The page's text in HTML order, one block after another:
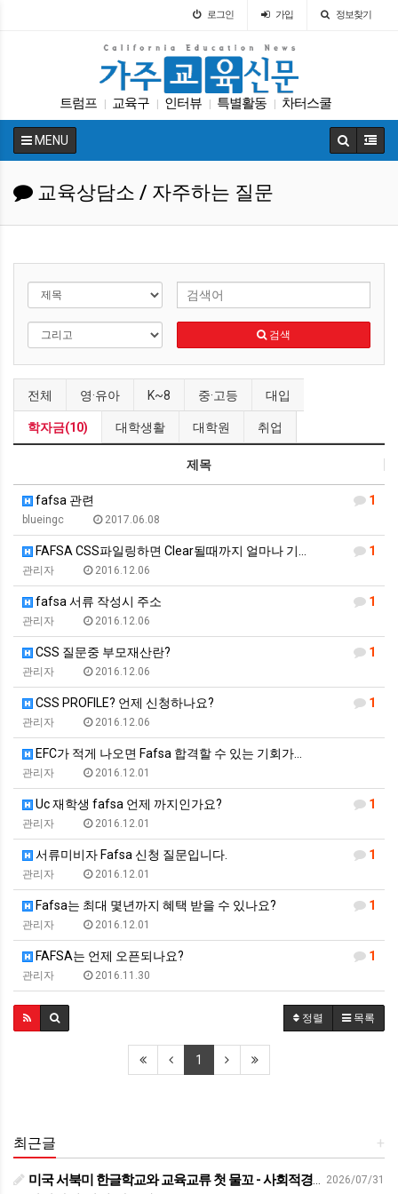
로그인 가입 정보찾기
트럼프 교육구 인터뷰 특별활동 차터스쿨
| 학교급식 대입 학자금 Fafsa 봉사활동
MENU
교육상담소 / 자주하는 질문
검색
전체 영·유아 K~8 중·고등 대입
학자금(10) 대학생활 대학원 취업
제목
1
fafsa 관련
blueingc 2017.06.08
1
FAFSA CSS파일링하면 Clear될때까지 얼마나 기…
관리자 2016.12.06
1
fafsa 서류 작성시 주소
관리자 2016.12.06
1
CSS 질문중 부모재산란?
관리자 2016.12.06
1
CSS PROFILE? 언제 신청하나요?
관리자 2016.12.06
EFC가 적게 나오면 Fafsa 합격할 수 있는 기회가…
관리자 2016.12.01
1
Uc 재학생 fafsa 언제 까지인가요?
관리자 2016.12.01
1
서류미비자 Fafsa 신청 질문입니다.
관리자 2016.12.01
1
Fafsa는 최대 몇년까지 혜택 받을 수 있나요?
관리자 2016.12.01
1
FAFSA는 언제 오픈되나요?
관리자 2016.11.30
정렬 목록
1
+
최근글
2026/07/31
미국 서북미 한글학교와 교육교류 첫 물꼬 - 사회적경제뉴스